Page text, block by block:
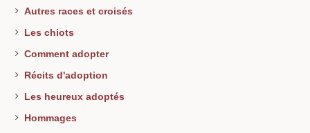
Autres races et croisés
Les chiots
Comment adopter
Récits d'adoption
Les heureux adoptés
Hommages